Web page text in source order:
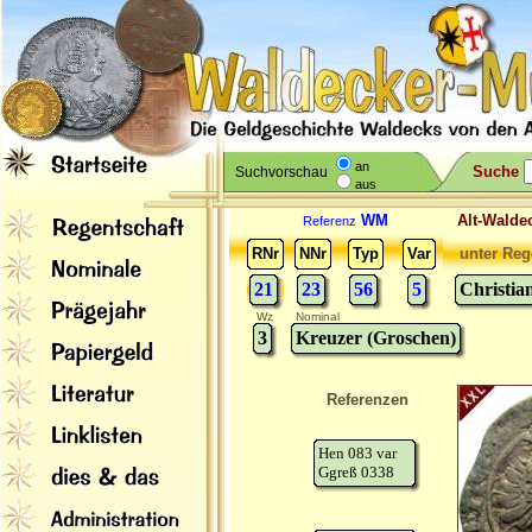
Suchvorschau
an
aus
Suche
Referenz WM
Alt-
RNr
NNr Typ Var
21 23 56 5
unter
Wz Nominal
3 Kreuzer (Groschen)
Referenzen
Hen 083 var
Ggreß 0338